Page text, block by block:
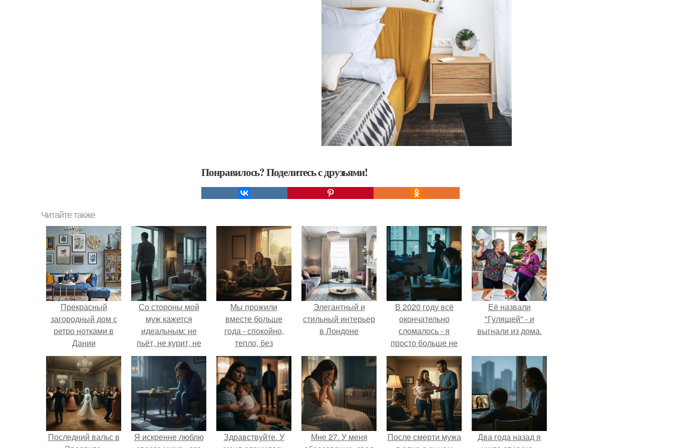
Понравилось? Поделитесь с друзьями!
Читайте также
Прекрасный
загородный дом с
ретро нотками в
Дании
Со стороны мой
муж кажется
идеальным: не
пьёт, не курит, не
даёт поводов для
ревности, с
ребёнком
справляется
отлично, да и
готовит лучше
многих.
Мы прожили
вместе больше
года - спокойно,
тепло, без
конфликтов.
Элегантный и
стильный интерьер
в Лондоне
В 2020 году всё
окончательно
сломалось - я
просто больше не
тянула всё одна.
Её назвали
"Гулящей" - и
выгнали из дома.
Последний вальс в
Я искренне люблю
Здравствуйте. У
Мне 27. У меня
После смерти мужа
Два года назад я